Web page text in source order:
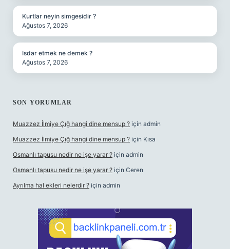
Kurtlar neyin simgesidir ?
Ağustos 7, 2026
Isdar etmek ne demek ?
Ağustos 7, 2026
SON YORUMLAR
Muazzez İlmiye Çığ hangi dine mensup ? için admin
Muazzez İlmiye Çığ hangi dine mensup ? için Kısa
Osmanlı tapusu nedir ne işe yarar ? için admin
Osmanlı tapusu nedir ne işe yarar ? için Ceren
Ayrılma hal ekleri nelerdir ? için admin